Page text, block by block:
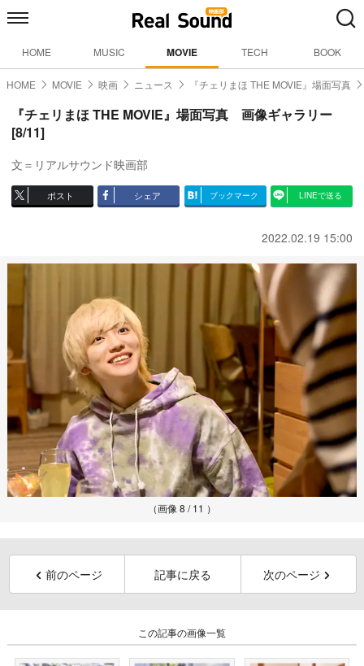
HOME MUSIC MOVIE TECH BOOK
HOME MOVIE 映画 ニュース 『チェリまほ THE MOVIE』場面写真
『チェリまほ THE MOVIE』場面写真 画像ギャラリー
[8/11]
文＝リアルサウンド映画部
ポスト シェア ブックマーク LINEで送る
2022.02.19 15:00
（画像 8 / 11 ）
前のページ 記事に戻る 次のページ
この記事の画像一覧